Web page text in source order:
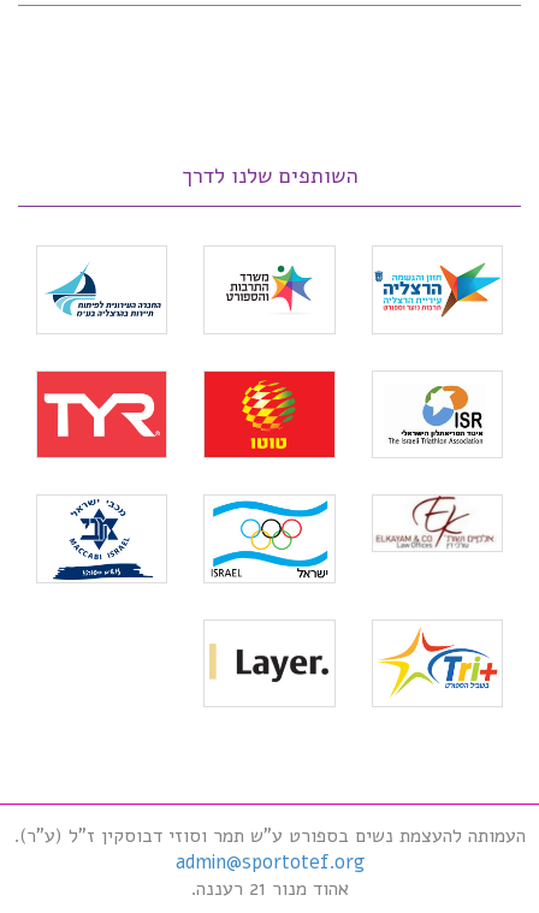
השותפים שלנו לדרך
העמותה להעצמת נשים בספורט ע"ש תמר וסוזי דבוסקין ז"ל (ע"ר).
admin@sportotef.org
אהוד מנור 21 רעננה.